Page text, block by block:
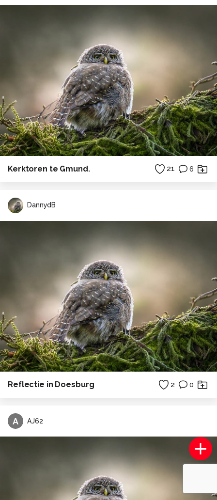
Kerktoren te Gmund. 21 6
DannydB
Reflectie in Doesburg 2 0
A AJ62